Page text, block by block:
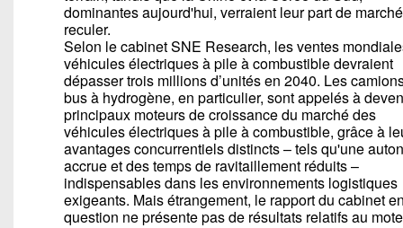
dominantes aujourd'hui, verraient leur part de marché
reculer.
Selon le cabinet SNE Research, les ventes
véhicules électriques à pile à combustible devraient
dépasser trois millions d’unités en 2040. Les
bus à hydrogène, en particulier, sont appelés à
principaux moteurs de croissance du marché des
véhicules électriques à pile à combustible, grâce à
avantages concurrentiels distincts – tels qu'une
accrue et des temps de ravitaillement réduits –
indispensables dans les environnements logistiques
exigeants. Mais étrangement, le rapport du cabinet
question ne présente pas de résultats relatifs au